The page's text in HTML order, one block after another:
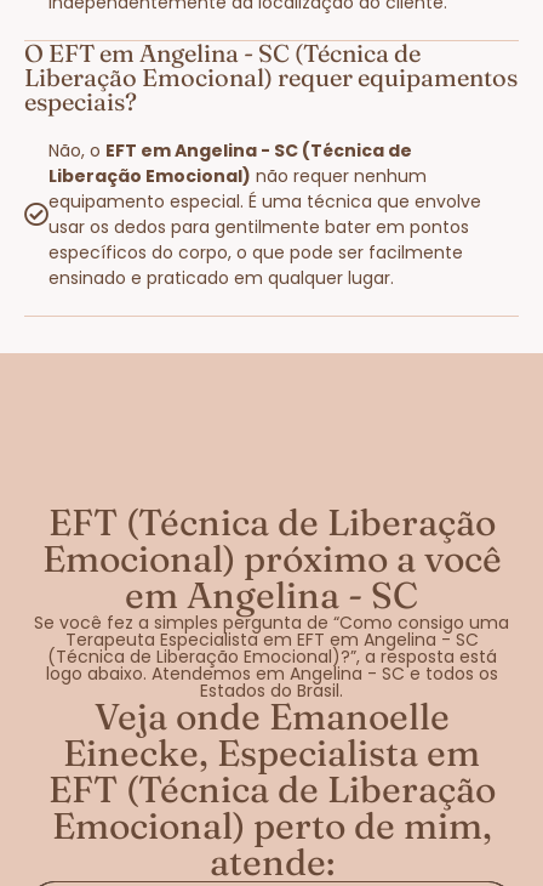
O EFT em Angelina - SC (Técnica de
Liberação Emocional) requer equipamentos
especiais?
Não, o EFT em Angelina - SC (Técnica de
Liberação Emocional) não requer nenhum
equipamento especial. É uma técnica que envolve
usar os dedos para gentilmente bater em pontos
específicos do corpo, o que pode ser facilmente
ensinado e praticado em qualquer lugar.
EFT (Técnica de Liberação
Emocional) próximo a você
em Angelina - SC
Se você fez a simples pergunta de “Como consigo uma
Terapeuta Especialista em EFT em Angelina - SC
(Técnica de Liberação Emocional)?”, a resposta está
logo abaixo. Atendemos em Angelina - SC e todos os
Estados do Brasil.
Veja onde Emanoelle
Einecke, Especialista em
EFT (Técnica de Liberação
Emocional) perto de mim,
atende: